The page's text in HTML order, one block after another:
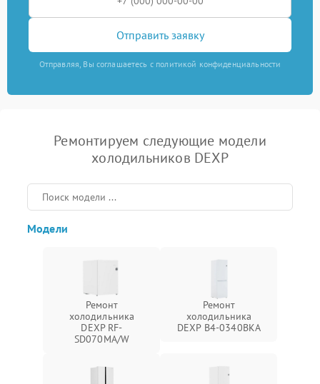
Отправить заявку
Отправляя, Вы соглашаетесь с политикой конфиденциальности
Ремонтируем следующие модели
холодильников DEXP
Модели
Ремонт
холодильника
DEXP RF-
SD070MA/W
Ремонт
холодильника
DEXP B4-0340BKA